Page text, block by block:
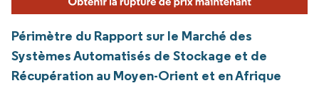
Périmètre du Rapport sur le Marché des
Systèmes Automatisés de Stockage et de
Récupération au Moyen-Orient et en Afrique